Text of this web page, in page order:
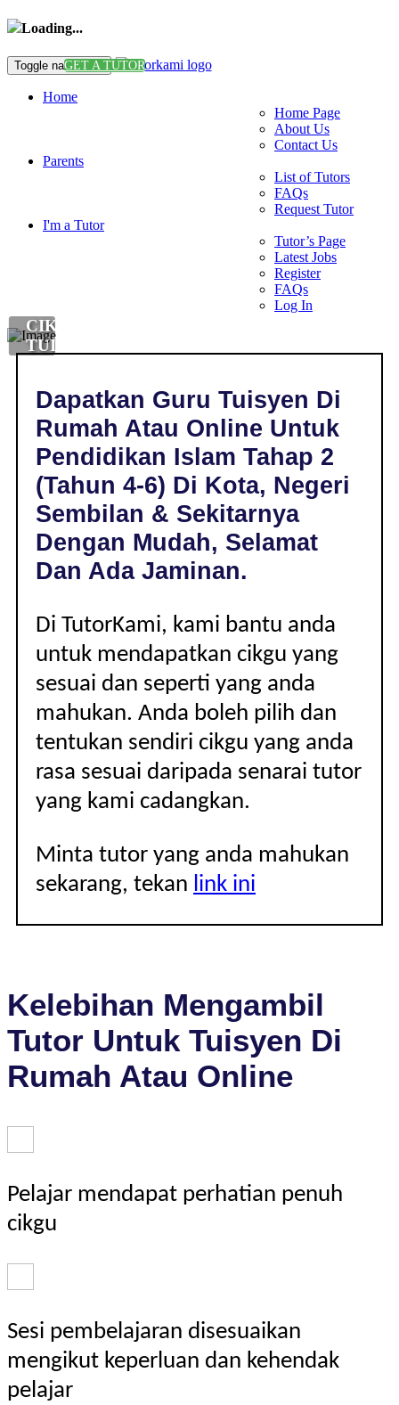
Loading...
Toggle navigationGET A TUTOR
Home
Home Page
About Us
Contact Us
Parents
List of Tutors
FAQs
Request Tutor
I'm a Tutor
Tutor’s Page
Latest Jobs
Register
FAQs
Log In
CIKGU
TUISYEN
DI
KOTA,
NEGERI
SEMBILAN
TAHAP
(TAHUN
4-
6)
Dapatkan Guru Tuisyen Di
Rumah Atau Online Untuk
Pendidikan Islam Tahap 2
(Tahun 4-6) Di Kota, Negeri
Sembilan & Sekitarnya
Dengan Mudah, Selamat
Dan Ada Jaminan.
Di TutorKami, kami bantu anda
untuk mendapatkan cikgu yang
sesuai dan seperti yang anda
mahukan. Anda boleh pilih dan
tentukan sendiri cikgu yang anda
rasa sesuai daripada senarai tutor
yang kami cadangkan.
Minta tutor yang anda mahukan
sekarang, tekan link ini
Kelebihan Mengambil
Tutor Untuk Tuisyen Di
Rumah Atau Online
Pelajar mendapat perhatian penuh
cikgu
Sesi pembelajaran disesuaikan
mengikut keperluan dan kehendak
pelajar